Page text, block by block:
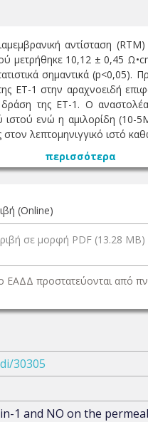
αντίσταση
μετρήθηκε 10,12 ± 0,45
σημαντικά
ET-1 στην αραχνοειδή
δράση της ΕΤ-1. Ο
ιστού ενώ η αμιλορίδη (10-
λεπτομηνιγγικό ιστό
περισσότερα
(Online)
σε μορφή PDF (13.28 MB)
ΕΑΔΔ προστατεύονται από
30305
1 and NO on the